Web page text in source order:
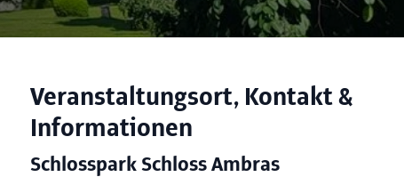
Veranstaltungsort, Kontakt &
Informationen
Schlosspark Schloss Ambras